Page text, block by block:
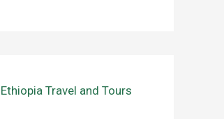
Ethiopia Travel and Tours